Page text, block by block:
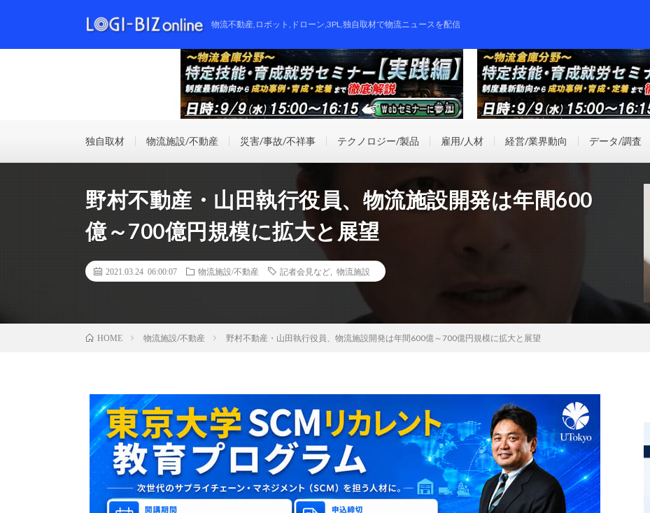
物流不動産,ロボット,ドローン,3PL,独自取材で物流ニュースを配信
独自取材 物流施設/不動産 災害/事故/不祥事 テクノロジー/製品 雇用/人材 経営/業界動向 データ/調査
野村不動産・山田執行役員、物流施設開発は年間600
億～700億円規模に拡大と展望
2021.03.24 06:00:07 物流施設/不動産 記者会見など 物流施設
HOME 物流施設/不動産 野村不動産・山田執行役員、物流施設開発は年間600億～700億円規模に拡大と展望